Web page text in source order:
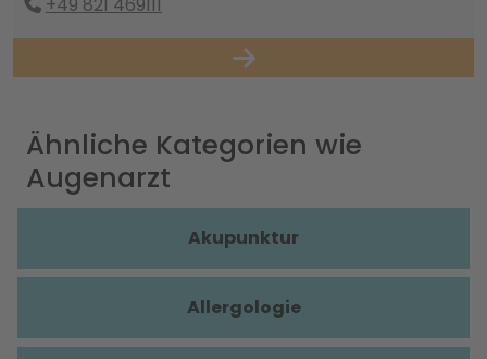
Ähnliche Kategorien wie
Augenarzt
Akupunktur
Allergologie